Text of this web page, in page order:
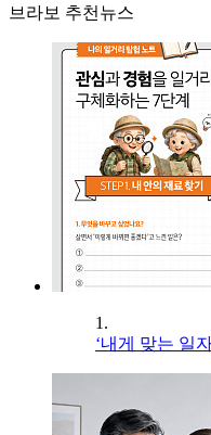
브라보 추천뉴스
1.
‘내게 맞는 일